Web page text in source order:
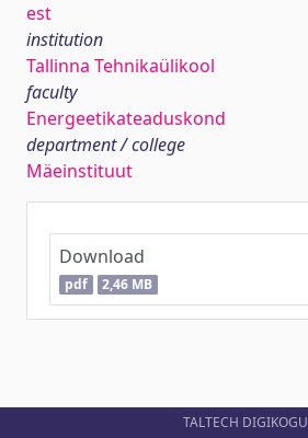
est
institution
Tallinna Tehnikaülikool
faculty
Energeetikateaduskond
department / college
Mäeinstituut
Download
pdf 2,46 MB
TALTECH DIGIKOGU